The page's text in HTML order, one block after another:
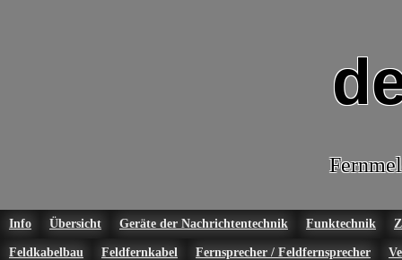
Info Übersicht Geräte der Nachrichtentechnik Funktechnik
Feldkabelbau Feldfernkabel Fernsprecher / Feldfernsprecher